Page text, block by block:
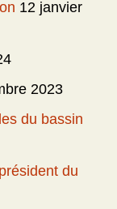
12 janvier
2023
du bassin
du